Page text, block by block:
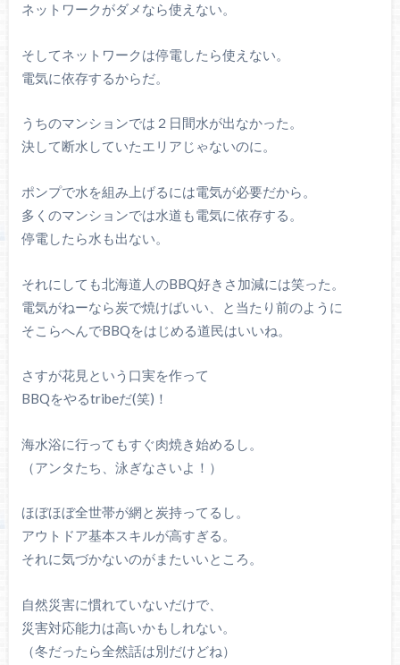
ネットワークがダメなら使えない。
そしてネットワークは停電したら使えない。
電気に依存するからだ。
うちのマンションでは２日間水が出なかった。
決して断水していたエリアじゃないのに。
ポンプで水を組み上げるには電気が必要だから。
多くのマンションでは水道も電気に依存する。
停電したら水も出ない。
それにしても北海道人のBBQ好きさ加減には笑った。
電気がねーなら炭で焼けばいい、と当たり前のように
そこらへんでBBQをはじめる道民はいいね。
さすが花見という口実を作って
BBQをやるtribeだ(笑)！
海水浴に行ってもすぐ肉焼き始めるし。
（アンタたち、泳ぎなさいよ！）
ほぼほぼ全世帯が網と炭持ってるし。
アウトドア基本スキルが高すぎる。
それに気づかないのがまたいいところ。
自然災害に慣れていないだけで、
災害対応能力は高いかもしれない。
（冬だったら全然話は別だけどね）